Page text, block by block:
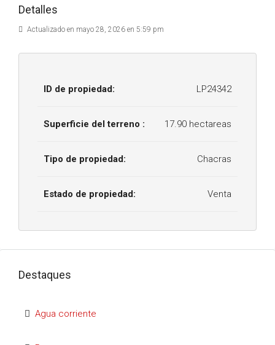
Detalles
Actualizado en mayo 28, 2026 en 5:59 pm
ID de propiedad: LP24342
Superficie del terreno : 17.90 hectareas
Tipo de propiedad: Chacras
Estado de propiedad: Venta
Destaques
Agua corriente